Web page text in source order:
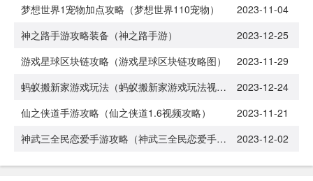
梦想世界1宠物加点攻略（梦想世界110宠物）
2023-11-04
神之路手游攻略装备（神之路手游）
2023-12-25
游戏星球区块链攻略（游戏星球区块链攻略图）
2023-11-29
蚂蚁搬新家游戏玩法（蚂蚁搬新家游戏玩法视频）
2023-12-24
仙之侠道手游攻略（仙之侠道1.6视频攻略）
2023-11-21
神武三全民恋爱手游攻略（神武三全民恋爱手游攻略图）
2023-12-02